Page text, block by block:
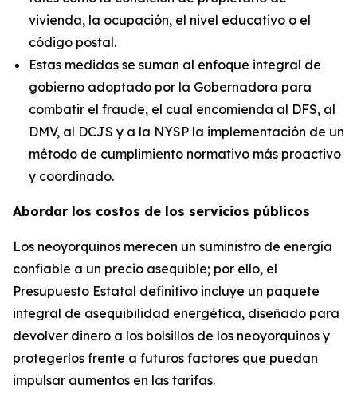
vivienda, la ocupación, el nivel educativo o el
código postal.
Estas medidas se suman al enfoque integral de
gobierno adoptado por la Gobernadora para
combatir el fraude, el cual encomienda al DFS, al
DMV, al DCJS y a la NYSP la implementación de un
método de cumplimiento normativo más proactivo
y coordinado.
Abordar los costos de los servicios públicos
Los neoyorquinos merecen un suministro de energía
confiable a un precio asequible; por ello, el
Presupuesto Estatal definitivo incluye un paquete
integral de asequibilidad energética, diseñado para
devolver dinero a los bolsillos de los neoyorquinos y
protegerlos frente a futuros factores que puedan
impulsar aumentos en las tarifas.